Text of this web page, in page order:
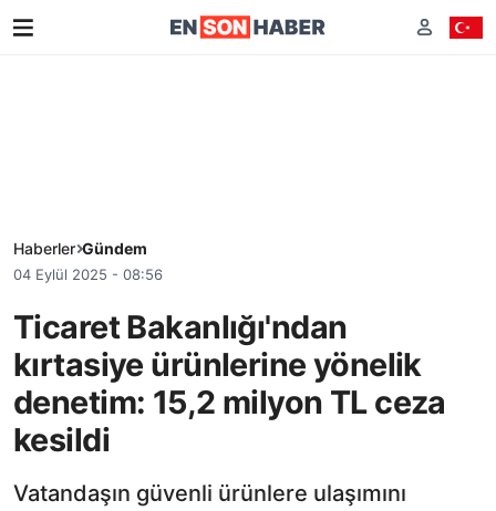
Haberler Gündem
04 Eylül 2025 - 08:56
Ticaret Bakanlığı'ndan
kırtasiye ürünlerine yönelik
denetim: 15,2 milyon TL ceza
kesildi
Vatandaşın güvenli ürünlere ulaşımını